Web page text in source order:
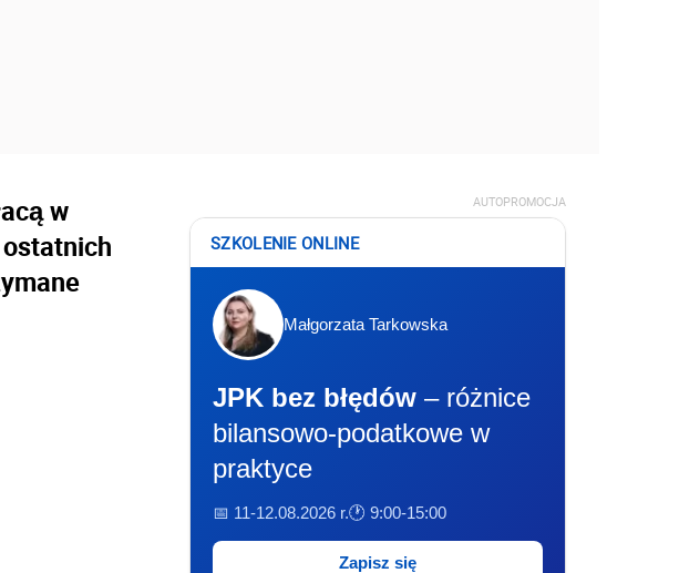
w
AUTOPROMOCJA
SZKOLENIE ONLINE
Małgorzata Tarkowska
JPK bez błędów – różnice
bilansowo-podatkowe w
praktyce
📅 11-12.08.2026 r.🕐 9:00-15:00
Zapisz się